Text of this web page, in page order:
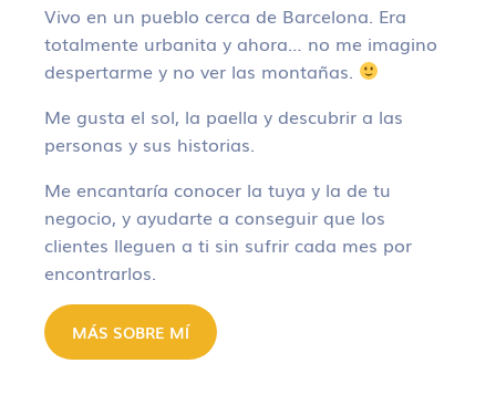
Vivo en un pueblo cerca de Barcelona. Era
totalmente urbanita y ahora… no me imagino
despertarme y no ver las montañas.
Me gusta el sol, la paella y descubrir a las
personas y sus historias.
Me encantaría conocer la tuya y la de tu
negocio, y ayudarte a conseguir que los
clientes lleguen a ti sin sufrir cada mes por
encontrarlos.
MÁS SOBRE MÍ